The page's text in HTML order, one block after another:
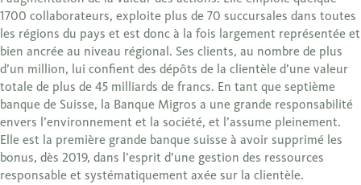
1700 collaborateurs, exploite plus de 70 succursales dans toutes
les régions du pays et est donc à la fois largement représentée et
bien ancrée au niveau régional. Ses clients, au nombre de plus
d’un million, lui confient des dépôts de la clientèle d’une valeur
totale de plus de 45 milliards de francs. En tant que septième
banque de Suisse, la Banque Migros a une grande responsabilité
envers l’environnement et la société, et l’assume pleinement.
Elle est la première grande banque suisse à avoir supprimé les
bonus, dès 2019, dans l’esprit d’une gestion des ressources
responsable et systématiquement axée sur la clientèle.